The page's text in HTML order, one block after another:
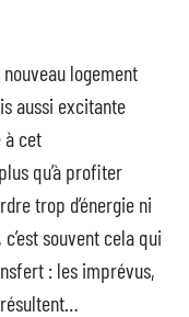
logement
aussi excitante
à cet
qu’à profiter
trop d’énergie ni
souvent cela qui
: les imprévus,